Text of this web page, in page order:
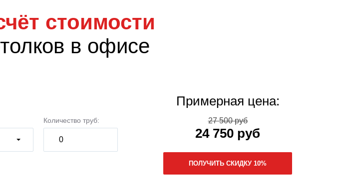
стоимости
в офисе
Количество труб:
Примерная цена:
27 500 руб
24 750 руб